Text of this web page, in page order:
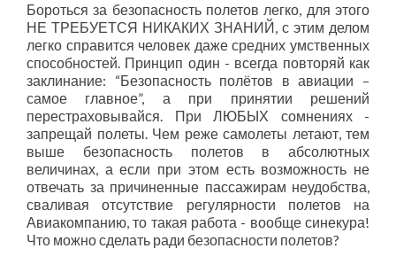
Бороться за безопасность полетов легко, для этого
НЕ ТРЕБУЕТСЯ НИКАКИХ ЗНАНИЙ, с этим делом
легко справится человек даже средних умственных
способностей. Принцип один - всегда повторяй как
заклинание: “Безопасность полётов в авиации –
самое главное”, а при принятии решений
перестраховывайся. При ЛЮБЫХ сомнениях -
запрещай полеты. Чем реже самолеты летают, тем
выше безопасность полетов в абсолютных
величинах, а если при этом есть возможность не
отвечать за причиненные пассажирам неудобства,
сваливая отсутствие регулярности полетов на
Авиакомпанию, то такая работа - вообще синекура!
Что можно сделать ради безопасности полетов?